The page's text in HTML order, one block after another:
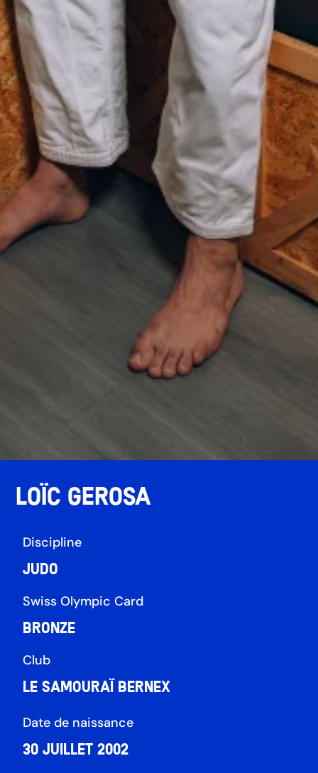
Loïc Gerosa
Discipline
Judo
Swiss Olympic Card
Bronze
Club
Le Samouraï Bernex
Date de naissance
30 juillet 2002